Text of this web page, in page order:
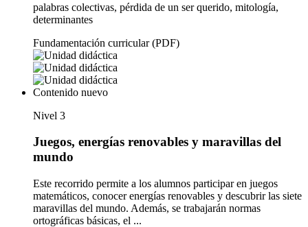
palabras colectivas, pérdida de un ser querido, mitología,
determinantes
Fundamentación curricular (PDF)
Contenido nuevo
Nivel 3
Juegos, energías renovables y maravillas del
mundo
Este recorrido permite a los alumnos participar en juegos
matemáticos, conocer energías renovables y descubrir las siete
maravillas del mundo. Además, se trabajarán normas
ortográficas básicas, el ...